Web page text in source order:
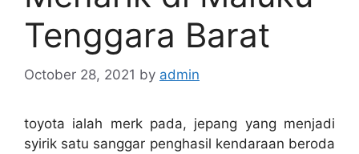
Tenggara Barat
October 28, 2021 by admin
toyota ialah merk pada, jepang yang menjadi
syirik satu sanggar penghasil kendaraan beroda